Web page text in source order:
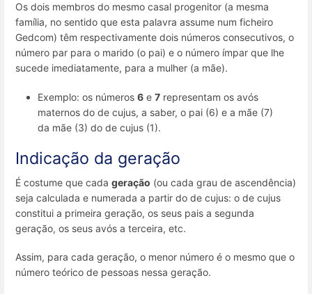
Os dois membros do mesmo casal progenitor (a mesma
família, no sentido que esta palavra assume num ficheiro
Gedcom) têm respectivamente dois números consecutivos, o
número par para o marido (o pai) e o número ímpar que lhe
sucede imediatamente, para a mulher (a mãe).
Exemplo: os números 6 e 7 representam os avós
maternos do de cujus, a saber, o pai (6) e a mãe (7)
da mãe (3) do de cujus (1).
Indicação da geração
É costume que cada geração (ou cada grau de ascendência)
seja calculada e numerada a partir do de cujus: o de cujus
constitui a primeira geração, os seus pais a segunda
geração, os seus avós a terceira, etc.
Assim, para cada geração, o menor número é o mesmo que o
número teórico de pessoas nessa geração.